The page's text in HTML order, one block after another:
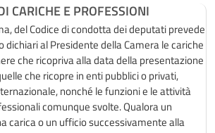
CARICHE E PROFESSIONI
del Codice di condotta dei deputati prevede
dichiari al Presidente della Camera le cariche
che ricopriva alla data della presentazione
che ricopre in enti pubblici o privati,
nonché le funzioni e le attività
comunque svolte. Qualora un
carica o un ufficio successivamente alla